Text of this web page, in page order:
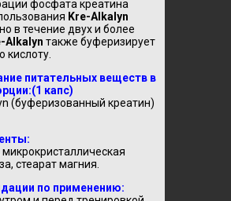
фосфата креатина
Kre-Alkalyn
в течение двух и более
Alkalyn также буферизирует
кислоту.
питательных веществ в
капс)
(буферизованный креатин)
стеарат магния.
по применению: